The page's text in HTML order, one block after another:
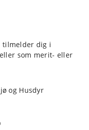
tilmelder dig i
som merit- eller
og Husdyr